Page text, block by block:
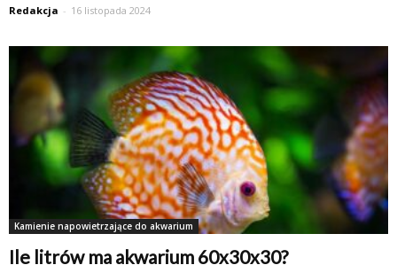
Redakcja - 16 listopada 2024
Kamienie napowietrzające do akwarium
Ile litrów ma akwarium 60x30x30?